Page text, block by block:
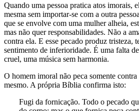
Quando uma pessoa pratica atos imorais,
mesma sem importar-se com a outra
que se envolve com uma mulher alheia,
mas não quer responsabilidades. Não a
contra ela. E esse pecado produz tristeza,
sentimento de inferioridade. É uma falta
cruel, uma música sem harmonia.
O homem imoral não peca somente
mesmo. A própria Bíblia confirma isto:
Fugi da fornicação. Todo o pecado